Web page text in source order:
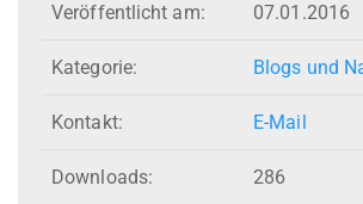
Veröffentlicht am: 07.01.2016
Kategorie: Blogs und
Kontakt: E-Mail
Downloads: 286